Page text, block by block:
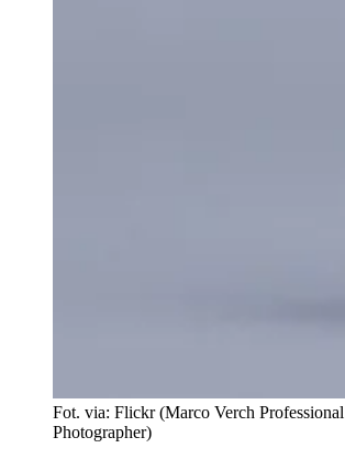
Fot. via: Flickr (Marco Verch Professional
Photographer)